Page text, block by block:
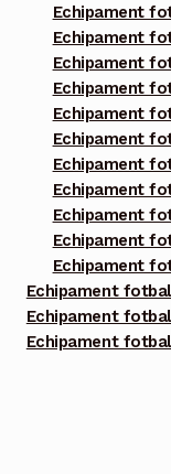
Echipament
Echipament
Echipament
Echipament
Echipament
Echipament
Echipament
Echipament
Echipament
Echipament
Echipament
Echipament
Echipament
Echipament